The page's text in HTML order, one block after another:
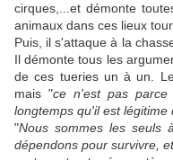
cirques,...et démonte
animaux dans ces lieux
Puis, il s'attaque à la
Il démonte tous les
de ces tueries un à un.
mais "ce n'est pas
longtemps qu'il est
"Nous sommes les seuls
dépendons pour survivre,